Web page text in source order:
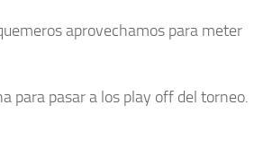
aprovechamos para meter
para pasar a los play off del torneo.